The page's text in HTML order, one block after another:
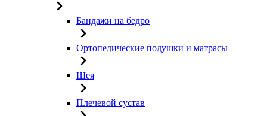
Бандажи на бедро
Ортопедические подушки и матрасы
Шея
Плечевой сустав